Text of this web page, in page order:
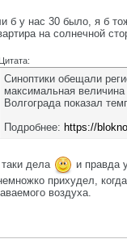
б у нас 30 было, я б
на солнечной
Цитата:
Синоптики обещали
максимальная
Волгограда показал
Подробнее: https://
таки дела
и правда
прихудел,
воздуха.